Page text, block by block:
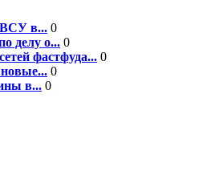
ВСУ в... 0
делу о... 0
фастфуда... 0
0
в... 0